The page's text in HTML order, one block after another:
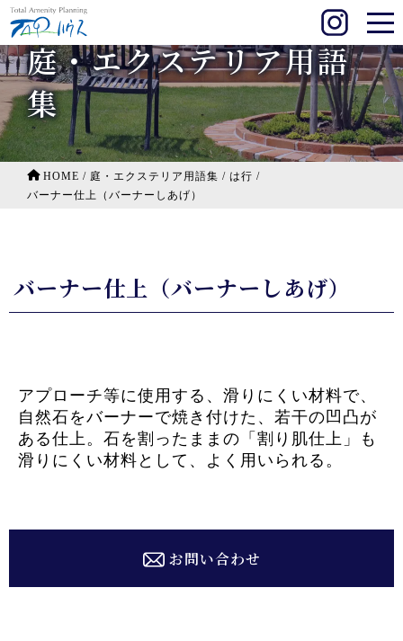
庭・エクステリア用語
集
HOME / 庭・エクステリア用語集 / は行 /
バーナー仕上（バーナーしあげ）
バーナー仕上（バーナーしあげ）
アプローチ等に使用する、滑りにくい材料で、
自然石をバーナーで焼き付けた、若干の凹凸が
ある仕上。石を割ったままの「割り肌仕上」も
滑りにくい材料として、よく用いられる。
お問い合わせ